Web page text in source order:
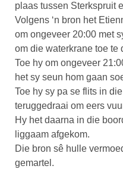
plaas tussen Sterkspruit
Volgens ‘n bron het
om ongeveer 20:00 met
om die waterkrane toe te
Toe hy om ongeveer
het sy seun hom gaan
Toe hy sy pa se flits in
teruggedraai om eers
Hy het daarna in die
liggaam afgekom.
Die bron sê hulle
gemartel.